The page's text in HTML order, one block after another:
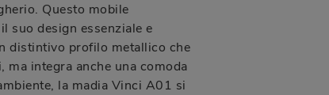
Questo mobile
suo design essenziale e
distintivo profilo metallico che
integra anche una comoda
la madia Vinci A01 si